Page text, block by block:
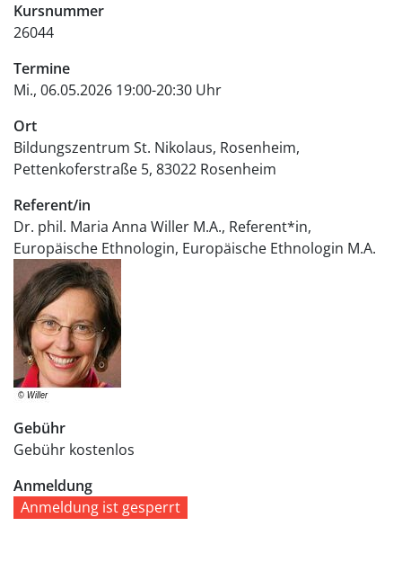
Kursnummer
26044
Termine
Mi., 06.05.2026 19:00-20:30 Uhr
Ort
Bildungszentrum St. Nikolaus, Rosenheim
Pettenkoferstraße 5 83022 Rosenheim
Referent/in
Dr. phil. Maria Anna Willer M.A., Referent*in,
Europäische Ethnologin, Europäische Ethnologin M.A.
Gebühr
Gebühr kostenlos
Anmeldung
Anmeldung ist gesperrt